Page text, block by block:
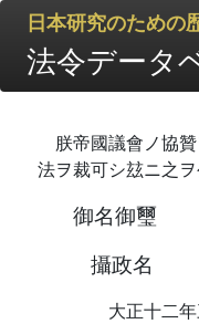
日本研究のための
法令データ
朕帝國議會ノ協
法ヲ裁可シ玆ニ之
御名御璽
攝政名
大正十二